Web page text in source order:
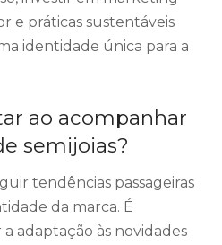
e práticas sustentáveis
identidade única para a
ao acompanhar
semijoias?
tendências passageiras
da marca. É
adaptação às novidades